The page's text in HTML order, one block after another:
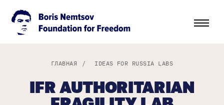
ГЛАВНАЯ / IDEAS FOR RUSSIA LABS
IFR AUTHORITARIAN